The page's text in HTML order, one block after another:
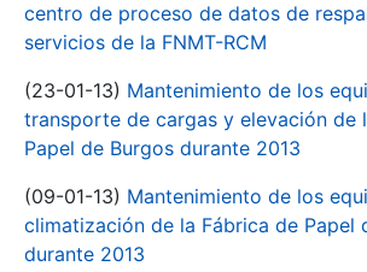
centro de proceso de datos de
servicios de la FNMT-RCM
(23-01-13) Mantenimiento de los
transporte de cargas y elevación de
Papel de Burgos durante 2013
(09-01-13) Mantenimiento de los
climatización de la Fábrica de Papel
durante 2013